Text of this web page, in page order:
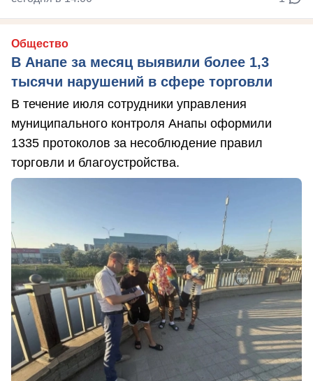
Общество
В Анапе за месяц выявили более 1,3
тысячи нарушений в сфере торговли
В течение июля сотрудники управления
муниципального контроля Анапы оформили
1335 протоколов за несоблюдение правил
торговли и благоустройства.